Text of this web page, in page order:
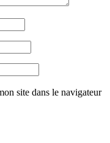
site dans le navigateur